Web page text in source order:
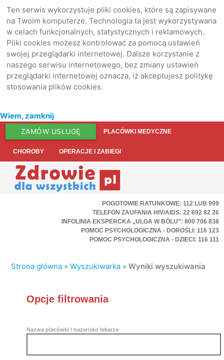
Ten serwis wykorzystuje pliki cookies, które są zapisywane
na Twoim komputerze. Technologia ta jest wykorzystywana
w celach funkcjonalnych, statystycznych i reklamowych.
Pliki cookies możesz kontrolować za pomocą ustawień
swojej przeglądarki internetowej. Dalsze korzystanie z
naszego serwisu internetowego, bez zmiany ustawień
przeglądarki internetowej oznacza, iż akceptujesz politykę
stosowania plików cookies.
Wiem, zamknij
ZAMÓW USŁUGĘ PLACÓWKI MEDYCZNE
CHOROBY OPERACJE I ZABIEGI
POGOTOWIE RATUNKOWE: 112 LUB 999
TELEFON ZAUFANIA HIV/AIDS: 22 692 82 26
INFOLINIA EKSPERCKA „ULGA W BÓLU”: 800 706 838
POMOC PSYCHOLOGICZNA - DOROŚLI: 116 123
POMOC PSYCHOLOGICZNA - DZIECI: 116 111
Strona główna »Wyszukiwarka »Wyniki wyszukiwania
Opcje filtrowania
Nazwa placówki / nazwisko lekarza